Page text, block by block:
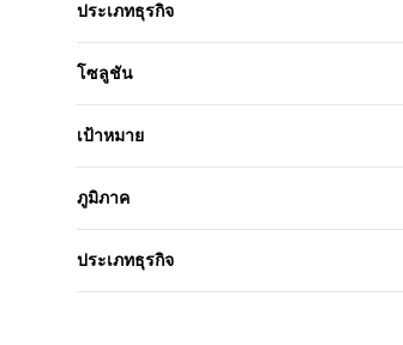
ประเภทธุรกิจ
โซลูชัน
เป้าหมาย
ภูมิภาค
ประเภทธุรกิจ